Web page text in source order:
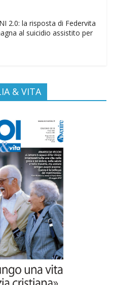
2.0: la risposta di Federvita
al suicidio assistito per
nominato Membro della
Prenatal Sciences 2026”
Commenti disabilitati
AL POPOLO
Commenti disabilitati
santo che canta la bellezza
Commenti disabilitati
& VITA